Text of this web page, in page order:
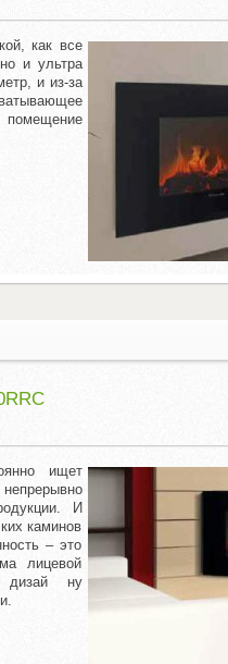
как все
и ультра
и из-за
ищет
И
каминов
– это
лицевой
дизай ну